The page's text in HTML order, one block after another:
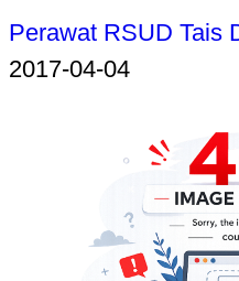
Perawat RSUD Tais
2017-04-04